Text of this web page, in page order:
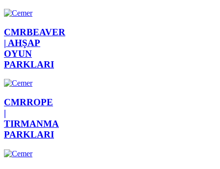
CMRBEAVER
| AHŞAP
OYUN
PARKLARI
CMRROPE
|
TIRMANMA
PARKLARI